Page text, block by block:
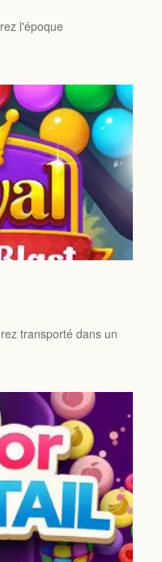
l'époque
transporté dans un